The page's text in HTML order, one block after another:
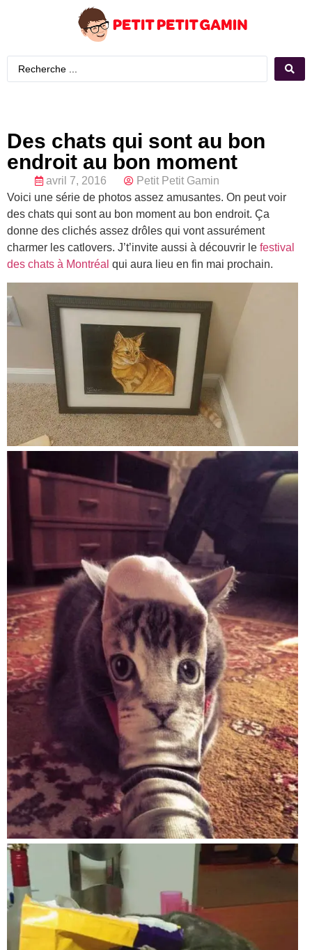
Des chats qui sont au bon
endroit au bon moment
avril 7, 2016
Petit Petit Gamin
Voici une série de photos assez amusantes. On peut voir
des chats qui sont au bon moment au bon endroit. Ça
donne des clichés assez drôles qui vont assurément
charmer les catlovers. J’t’invite aussi à découvrir le festival
des chats à Montréal qui aura lieu en fin mai prochain.